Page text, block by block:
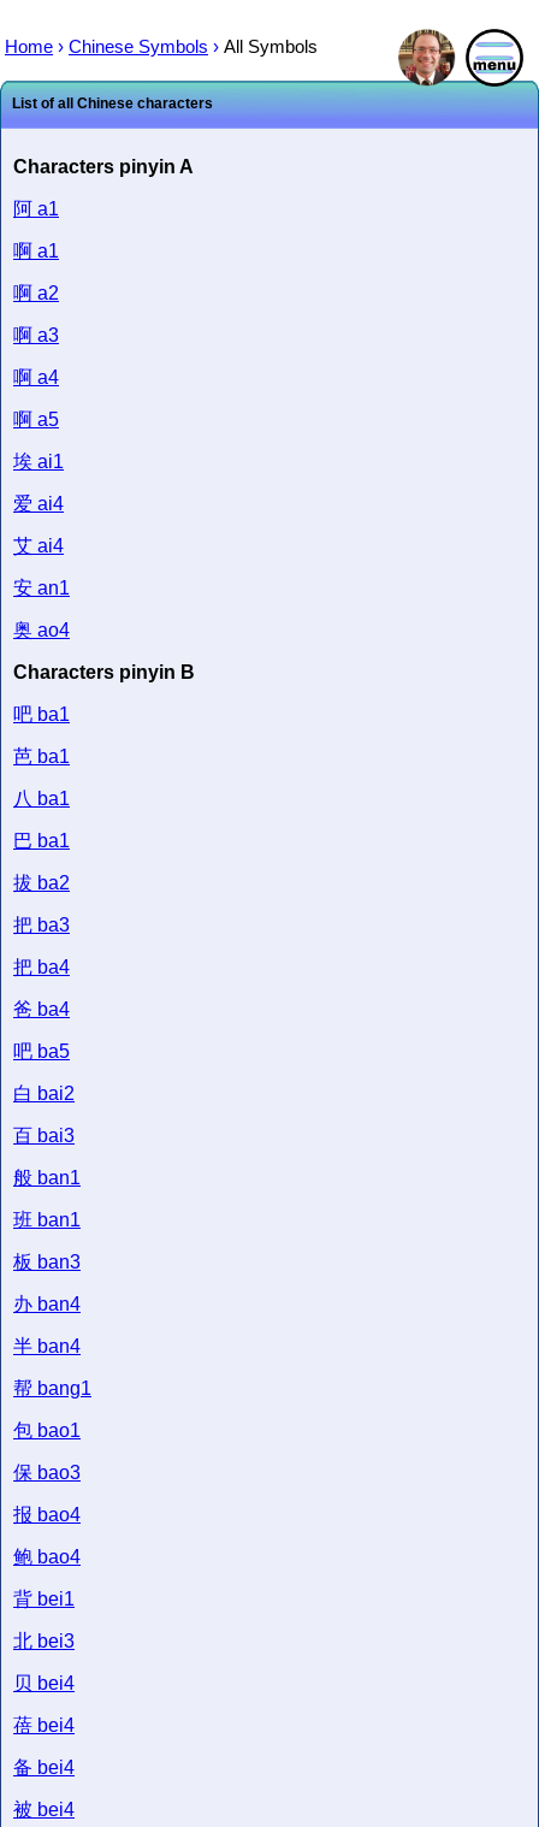
List of all Chinese characters
Characters pinyin A
阿 a1
啊 a1
啊 a2
啊 a3
啊 a4
啊 a5
埃 ai1
爱 ai4
艾 ai4
安 an1
奥 ao4
Characters pinyin B
吧 ba1
芭 ba1
八 ba1
巴 ba1
拔 ba2
把 ba3
把 ba4
爸 ba4
吧 ba5
白 bai2
百 bai3
般 ban1
班 ban1
板 ban3
办 ban4
半 ban4
帮 bang1
包 bao1
保 bao3
报 bao4
鲍 bao4
背 bei1
北 bei3
贝 bei4
蓓 bei4
备 bei4
被 bei4
Home › Chinese Symbols › All Symbols